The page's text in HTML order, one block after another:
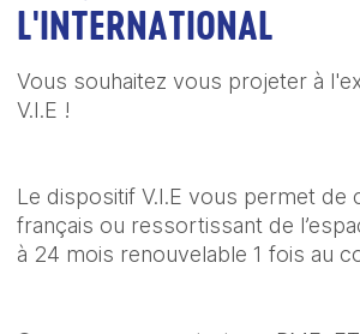
L'INTERNATIONAL
Vous souhaitez vous projeter à
V.I.E !
Le dispositif V.I.E vous permet de
français ou ressortissant de
à 24 mois renouvelable 1 fois au